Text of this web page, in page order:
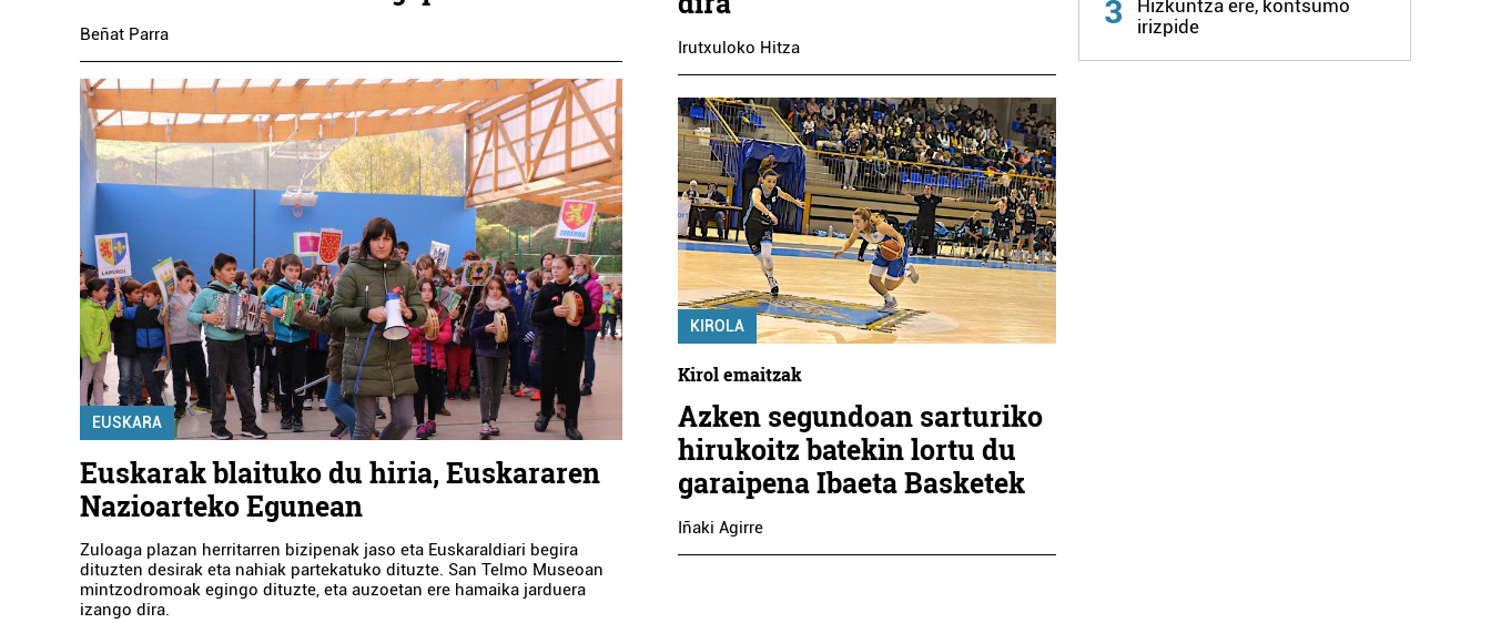
Beñat Parra
EUSKARA
Euskarak blaituko du hiria, Euskararen
Nazioarteko Egunean
Zuloaga plazan herritarren bizipenak jaso eta Euskaraldiari begira
dituzten desirak eta nahiak partekatuko dituzte. San Telmo Museoan
mintzodromoak egingo dituzte, eta auzoetan ere hamaika jarduera
izango dira.
Irutxuloko Hitza
KIROLA
Kirol emaitzak
Azken segundoan sarturiko
hirukoitz batekin lortu du
garaipena Ibaeta Basketek
Iñaki Agirre
3
Hizkuntza ere, kontsumo
irizpide